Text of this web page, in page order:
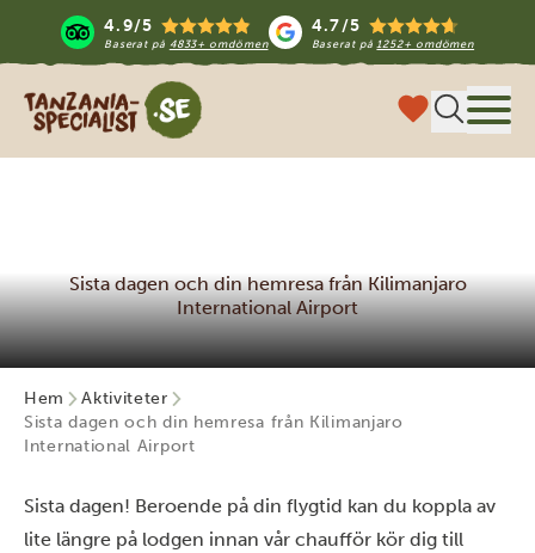
4.9/5
Baserat på 4833+ omdömen
4.7/5
Baserat på1252+ omdömen
Tanzania Specialist
Sista dagen och din hemresa från Kilimanjaro
International Airport
Hem
Aktiviteter
Sista dagen och din hemresa från Kilimanjaro
International Airport
Sista dagen! Beroende på din flygtid kan du koppla av
lite längre på lodgen innan vår chaufför kör dig till